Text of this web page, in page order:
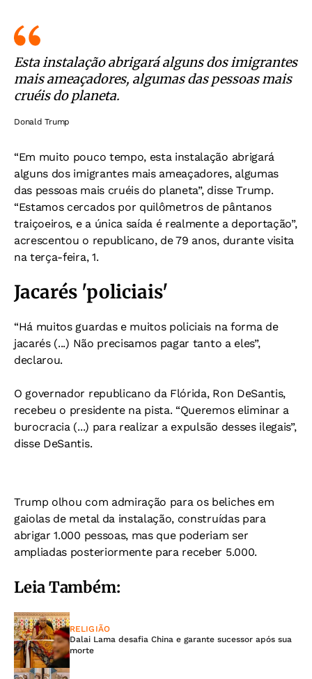
Esta instalação abrigará alguns dos imigrantes
mais ameaçadores, algumas das pessoas mais
cruéis do planeta.
Donald Trump
“Em muito pouco tempo, esta instalação abrigará
alguns dos imigrantes mais ameaçadores, algumas
das pessoas mais cruéis do planeta”, disse Trump.
“Estamos cercados por quilômetros de pântanos
traiçoeiros, e a única saída é realmente a deportação”,
acrescentou o republicano, de 79 anos, durante visita
na terça-feira, 1.
Jacarés 'policiais'
“Há muitos guardas e muitos policiais na forma de
jacarés (...) Não precisamos pagar tanto a eles”,
declarou.
O governador republicano da Flórida, Ron DeSantis,
recebeu o presidente na pista. “Queremos eliminar a
burocracia (...) para realizar a expulsão desses ilegais”,
disse DeSantis.
Trump olhou com admiração para os beliches em
gaiolas de metal da instalação, construídas para
abrigar 1.000 pessoas, mas que poderiam ser
ampliadas posteriormente para receber 5.000.
Leia Também:
RELIGIÃO
Dalai Lama desafia China e garante sucessor após sua
morte